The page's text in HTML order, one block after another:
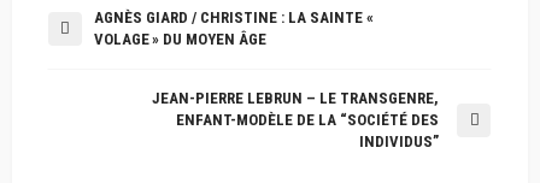
AGNÈS GIARD / CHRISTINE : LA SAINTE «
VOLAGE » DU MOYEN ÂGE
JEAN-PIERRE LEBRUN – LE TRANSGENRE,
ENFANT-MODÈLE DE LA “SOCIÉTÉ DES
INDIVIDUS”